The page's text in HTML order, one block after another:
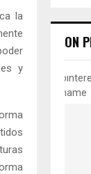
la
y
ON
name